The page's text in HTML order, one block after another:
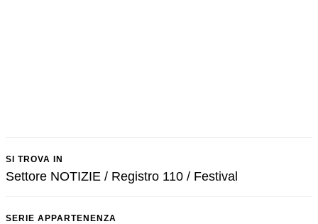
SI TROVA IN
Settore NOTIZIE / Registro 110 / Festival
SERIE APPARTENENZA